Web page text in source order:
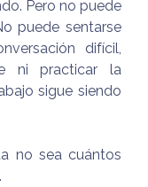
Pero no puede
puede sentarse
difícil,
ni practicar la
sigue siendo
no sea cuántos